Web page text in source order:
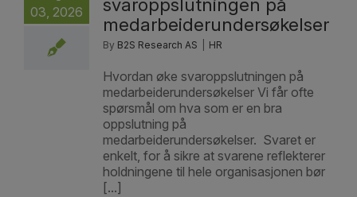
03, 2026
svaroppslutningen på
medarbeiderundersøkelser
By B2S Research AS HR
Hvordan øke svaroppslutningen på
medarbeiderundersøkelser Vi får ofte
spørsmål om hva som er en bra
oppslutning på
medarbeiderundersøkelser. Svaret er
enkelt, for å sikre at svarene reflekterer
holdningene til hele organisasjonen bør
[...]